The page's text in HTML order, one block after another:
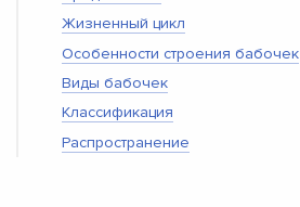
Жизненный цикл
Особенности строения бабочек
Виды бабочек
Классификация
Распространение